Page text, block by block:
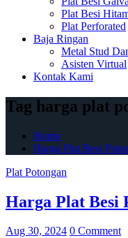
Plat Besi
Plat Perforated
Baja Ringan
Metal Stud
Asisten Virtual
Kontak Kami
Tag harga plat
Home
Harga Plat Besi
Plat Potongan
Harga Plat Besi
Aug 30, 2024 0 Comment